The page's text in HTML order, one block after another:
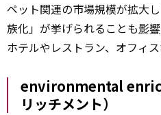
ペット関連の市場規模が拡大
族化」が挙げられることも影響
ホテルやレストラン、オフィス
environmental
リッチメント）